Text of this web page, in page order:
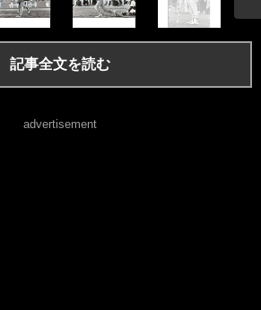
記事全文を読む
advertisement